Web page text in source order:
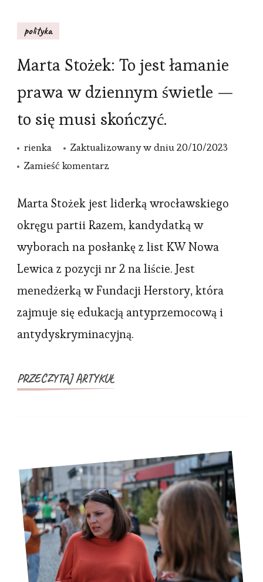
polityka
Marta Stożek: To jest łamanie
prawa w dziennym świetle —
to się musi skończyć.
rienka Zaktualizowany w dniu20/10/2023
Zamieść komentarzwe
Marta
Stożek:
łamanie
prawa
w
dziennym
to
Marta Stożek jest liderką wrocławskiego
okręgu partii Razem, kandydatką w
wyborach na posłankę z list KW Nowa
Lewica z pozycji nr 2 na liście. Jest
menedżerką w Fundacji Herstory, która
zajmuje się edukacją antyprzemocową i
antydyskryminacyjną.
PRZECZYTAJ ARTYKUŁ